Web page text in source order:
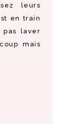
leurs
en train
laver
mais